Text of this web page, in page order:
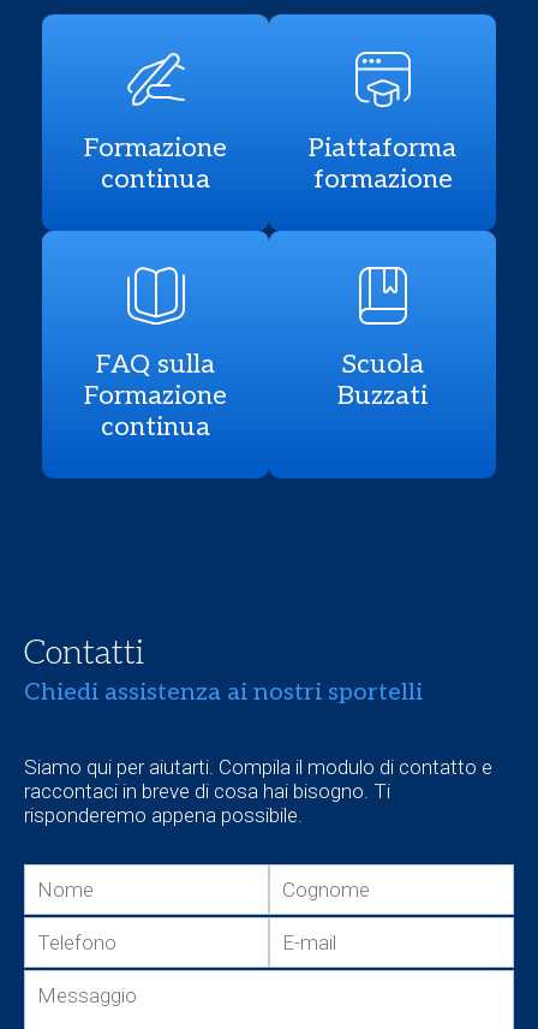
Formazione
continua
Piattaforma
formazione
FAQ sulla
Formazione
continua
Scuola
Buzzati
Contatti
Chiedi assistenza ai nostri sportelli
Siamo qui per aiutarti. Compila il modulo di contatto e
raccontaci in breve di cosa hai bisogno. Ti
risponderemo appena possibile.